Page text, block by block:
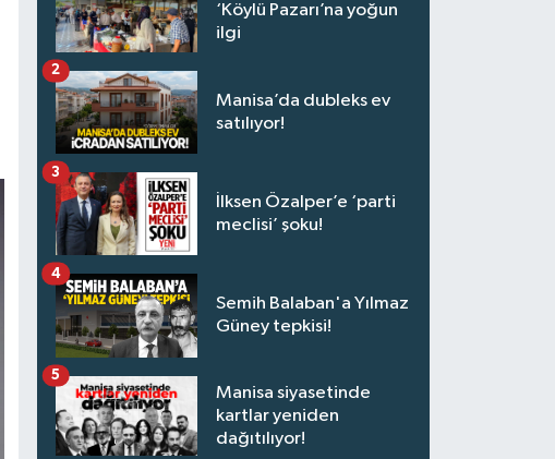
‘Köylü Pazarı’na yoğun
ilgi
Manisa’da dubleks ev
satılıyor!
2
İlksen Özalper’e ‘parti
meclisi’ şoku!
3
Semih Balaban'a Yılmaz
Güney tepkisi!
4
Manisa siyasetinde
kartlar yeniden
dağıtılıyor!
5